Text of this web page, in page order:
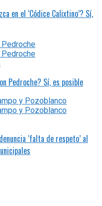
en el ‘Códice Calixtino’? Sí,
Pedroche? Sí, es posible
‘falta de respeto’ al